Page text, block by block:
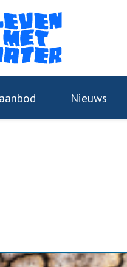
Nieuws